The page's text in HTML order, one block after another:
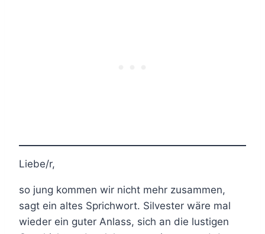
Liebe/r,
so jung kommen wir nicht mehr zusammen,
sagt ein altes Sprichwort. Silvester wäre mal
wieder ein guter Anlass, sich an die lustigen